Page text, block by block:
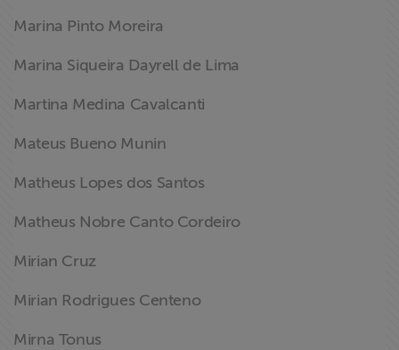
Marina Pinto Moreira
Marina Siqueira Dayrell de Lima
Martina Medina Cavalcanti
Mateus Bueno Munin
Matheus Lopes dos Santos
Matheus Nobre Canto Cordeiro
Mirian Cruz
Mirian Rodrigues Centeno
Mirna Tonus